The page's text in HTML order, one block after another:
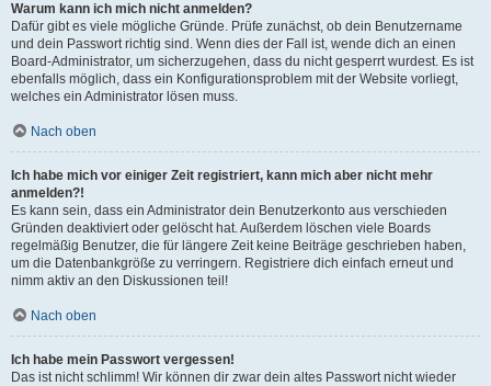
Warum kann ich mich nicht anmelden?
Dafür gibt es viele mögliche Gründe. Prüfe zunächst, ob dein Benutzername
und dein Passwort richtig sind. Wenn dies der Fall ist, wende dich an einen
Board-Administrator, um sicherzugehen, dass du nicht gesperrt wurdest. Es ist
ebenfalls möglich, dass ein Konfigurationsproblem mit der Website vorliegt,
welches ein Administrator lösen muss.
Nach oben
Ich habe mich vor einiger Zeit registriert, kann mich aber nicht mehr
anmelden?!
Es kann sein, dass ein Administrator dein Benutzerkonto aus verschieden
Gründen deaktiviert oder gelöscht hat. Außerdem löschen viele Boards
regelmäßig Benutzer, die für längere Zeit keine Beiträge geschrieben haben,
um die Datenbankgröße zu verringern. Registriere dich einfach erneut und
nimm aktiv an den Diskussionen teil!
Nach oben
Ich habe mein Passwort vergessen!
Das ist nicht schlimm! Wir können dir zwar dein altes Passwort nicht wieder